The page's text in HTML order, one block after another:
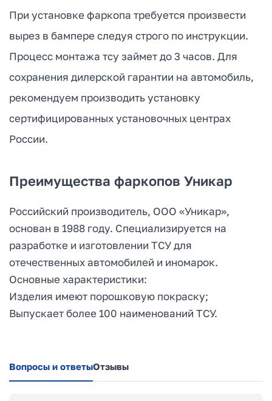
При установке фаркопа требуется произвести
вырез в бампере следуя строго по инструкции.
Процесс монтажа тсу займет до 3 часов. Для
сохранения дилерской гарантии на автомобиль,
рекомендуем производить установку
сертифицированных установочных центрах
России.
Преимущества фаркопов Уникар
Российский производитель, ООО «Уникар»,
основан в 1988 году. Специализируется на
разработке и изготовлении ТСУ для
отечественных автомобилей и иномарок.
Основные характеристики:
Изделия имеют порошковую покраску;
Выпускает более 100 наименований ТСУ.
Вопросы и ответыОтзывы